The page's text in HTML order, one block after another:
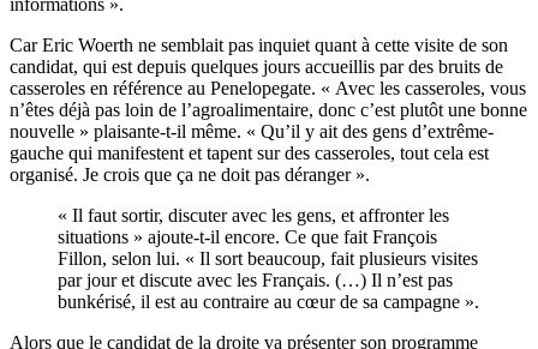
Car Eric Woerth ne semblait pas inquiet quant à cette visite de son
candidat, qui est depuis quelques jours accueillis par des bruits de
casseroles en référence au Penelopegate. « Avec les casseroles, vous
n’êtes déjà pas loin de l’agroalimentaire, donc c’est plutôt une bonne
nouvelle » plaisante-t-il même. « Qu’il y ait des gens d’extrême-
gauche qui manifestent et tapent sur des casseroles, tout cela est
organisé. Je crois que ça ne doit pas déranger ».
« Il faut sortir, discuter avec les gens, et affronter les
situations » ajoute-t-il encore. Ce que fait François
Fillon, selon lui. « Il sort beaucoup, fait plusieurs visites
par jour et discute avec les Français. (…) Il n’est pas
bunkérisé, il est au contraire au cœur de sa campagne ».
Alors que le candidat de la droite va présenter son programme